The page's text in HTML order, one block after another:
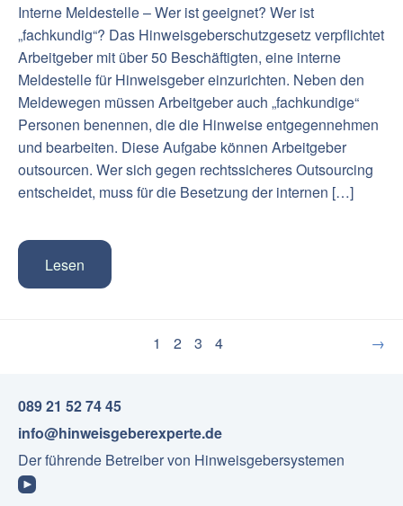
Interne Meldestelle – Wer ist geeignet? Wer ist
„fachkundig“? Das Hinweisgeberschutzgesetz verpflichtet
Arbeitgeber mit über 50 Beschäftigten, eine interne
Meldestelle für Hinweisgeber einzurichten. Neben den
Meldewegen müssen Arbeitgeber auch „fachkundige“
Personen benennen, die die Hinweise entgegennehmen
und bearbeiten. Diese Aufgabe können Arbeitgeber
outsourcen. Wer sich gegen rechtssicheres Outsourcing
entscheidet, muss für die Besetzung der internen […]
Lesen
1 2 3 4 →
089 21 52 74 45
info@hinweisgeberexperte.de
Der führende Betreiber von Hinweisgebersystemen